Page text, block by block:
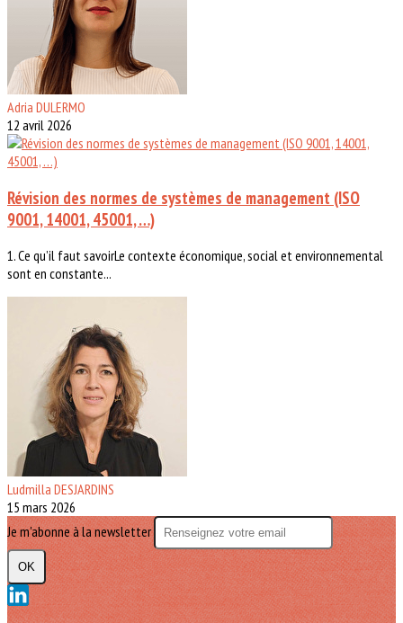
Adria DULERMO
12 avril 2026
Révision des normes de systèmes de management (ISO
9001, 14001, 45001, …)
1. Ce qu’il faut savoirLe contexte économique, social et environnemental
sont en constante...
Ludmilla DESJARDINS
15 mars 2026
Je m'abonne à la newsletter
OK